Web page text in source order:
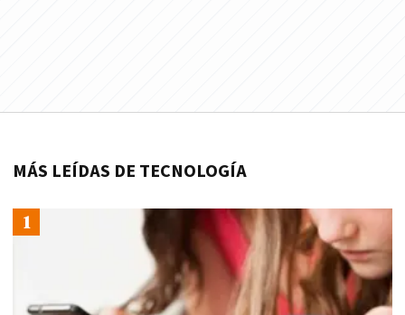
MÁS LEÍDAS DE TECNOLOGÍA